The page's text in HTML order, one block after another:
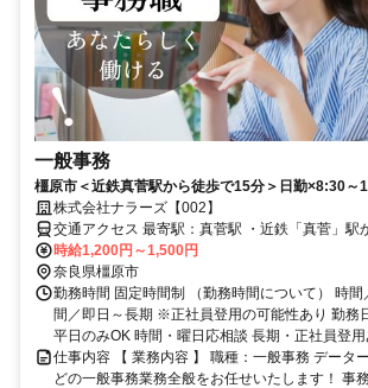
一般事務
橿原市＜近鉄真菅駅から徒歩で15分＞日勤×8:30～
（完全週休2日など）✅️ネイルOK✨️正社員への道あ
株式会社ナラーズ【002】
交通アクセス 最寄駅：真菅駅 ・近鉄「真菅」駅から徒歩15分・大和
八木から徒歩20分 ※車・バイク通勤OK 車通勤OK バイク通勤OK 自
転車通勤OK ■交通費支給（上限月13000円） ■無
駐輪場完備 ■公共交通機関、バス、自転車、車通
時給1,200円～1,500円
奈良県橿原市
勤務時間 固定時間制 （勤務時間について） 時
間／即日～長期 ※正社員登用の可能性あり 勤務
平日のみOK 時間・曜日応相談 長期・正社員登用
仕事内容 【 業務内容 】 職種：一般事務 データ
どの一般事務業務全般をお任せいたします！ 事